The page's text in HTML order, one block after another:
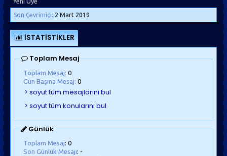
Son Çevrimiçi: 2 Mart 2019
İSTATISTIKLER
Toplam Mesaj
Toplam Mesaj: 0
Gün Başına Mesaj: 0
Günlük
Toplam Mesaj: 0
Son Günlük Mesajı : -